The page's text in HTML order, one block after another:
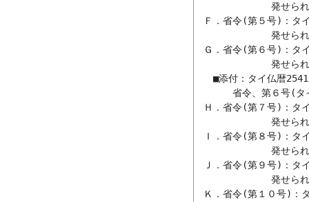
発せられる省令、
Ｆ．省令(第５号)：タ
発せられる省令、
Ｇ．省令(第６号)：タ
発せられる省令、
■添付：タイ仏暦2541(
省令、第６号(タイ仏
Ｈ．省令(第７号)：タ
発せられる省令、
Ｉ．省令(第８号)：タ
発せられる省令、
Ｊ．省令(第９号)：タ
発せられる省令、
Ｋ．省令(第１０号)：